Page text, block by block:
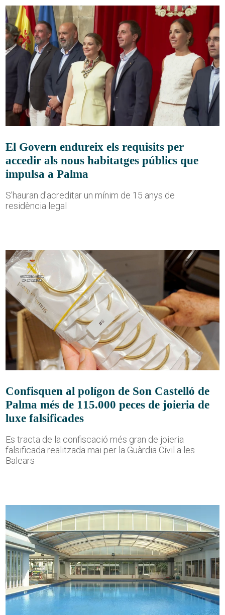
El Govern endureix els requisits per
accedir als nous habitatges públics que
impulsa a Palma
S'hauran d'acreditar un mínim de 15 anys de
residència legal
Confisquen al polígon de Son Castelló de
Palma més de 115.000 peces de joieria de
luxe falsificades
Es tracta de la confiscació més gran de joieria
falsificada realitzada mai per la Guàrdia Civil a les
Balears